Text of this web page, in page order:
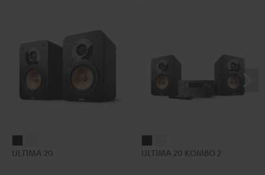
20 20
ULTIMA 20
20 20
ULTIMA 20 KOMBO 2